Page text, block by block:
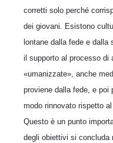
corretti solo perché
dei giovani. Esistono
lontane dalla fede e
il supporto al processo di
«umanizzate», anche
proviene dalla fede, e poi
modo rinnovato rispetto
Questo è un punto
degli obiettivi si concluda